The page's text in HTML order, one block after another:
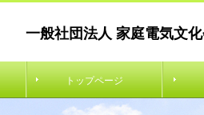
一般社団法人 家庭電気文
トップページ